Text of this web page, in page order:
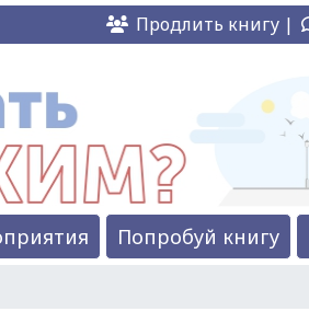
Продлить книгу |
Попробуй книгу